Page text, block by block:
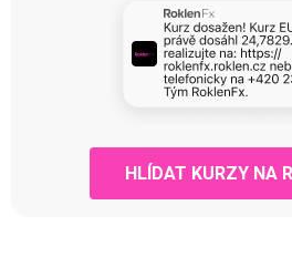
HLÍDAT KURZY NA